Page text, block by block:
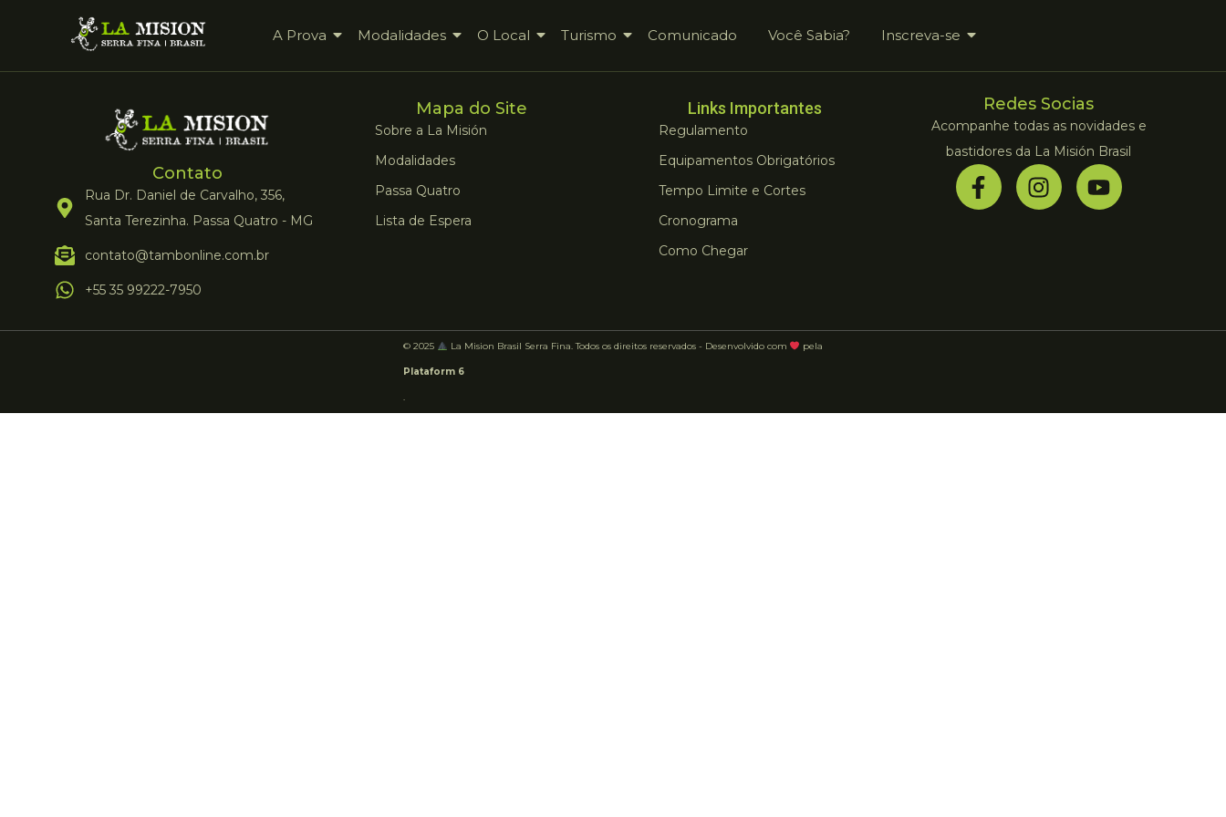
A Prova Modalidades O Local Turismo Comunicado Você Sabia? Inscreva-se
Contato
Rua Dr. Daniel de Carvalho, 356,
Santa Terezinha. Passa Quatro - MG
contato@tambonline.com.br
+55 35 99222-7950
Mapa do Site
Sobre a La Misión
Modalidades
Passa Quatro
Lista de Espera
Links Importantes
Regulamento
Equipamentos Obrigatórios
Tempo Limite e Cortes
Cronograma
Como Chegar
Redes Socias
Acompanhe todas as novidades e
bastidores da La Misión Brasil
© 2025 La Mision Brasil Serra Fina. Todos os direitos reservados - Desenvolvido com pela
Plataform 6
.